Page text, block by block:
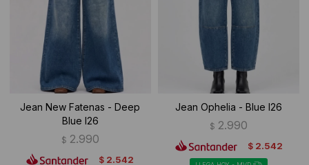
Jean New Fatenas - Deep
Blue I26
$ 2.990
$ 2.542
Jean Ophelia - Blue I26
$ 2.990
$ 2.542